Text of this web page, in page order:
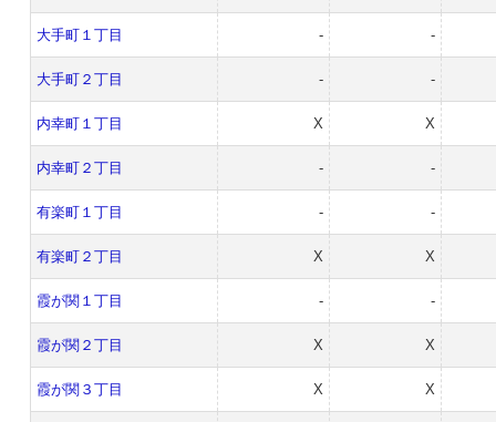
大手町１丁目 - -
大手町２丁目 - -
内幸町１丁目 X X
内幸町２丁目 - -
有楽町１丁目 - -
有楽町２丁目 X X
霞が関１丁目 - -
霞が関２丁目 X X
霞が関３丁目 X X